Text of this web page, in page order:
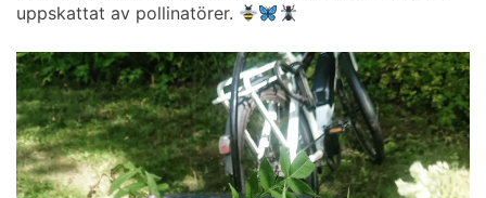
uppskattat av pollinatörer.